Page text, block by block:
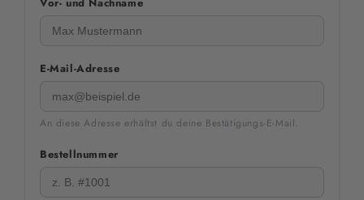
E-Mail-Adresse
An diese Adresse erhältst du deine Bestätigungs-E-Mail.
Bestellnummer